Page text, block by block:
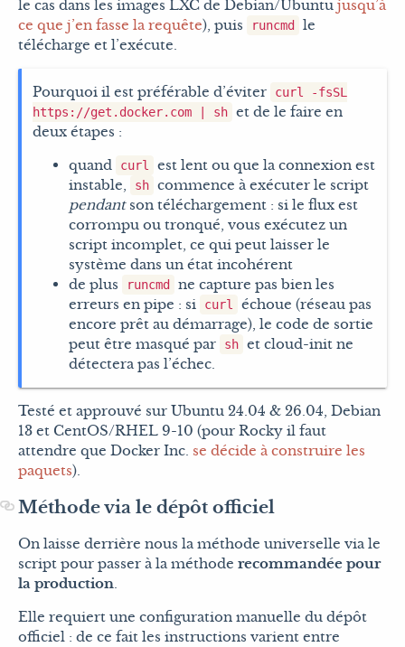
le cas dans les images LXC de Debian/Ubuntu jusqu’à
ce que j’en fasse la requête), puis runcmd
le
télécharge et l’exécute.
Pourquoi il est préférable d’éviter
curl -fsSL
https://get.docker.com | sh et de le faire en
deux étapes :
quand
curl
est lent ou que la connexion est
instable,
sh commence à exécuter le script
pendantson téléchargement : si le flux est
corrompu ou tronqué, vous exécutez un
script incomplet, ce qui peut laisser le
système dans un état incohérent
de plus
runcmd
ne capture pas bien les
erreurs en pipe : si
curl
échoue (réseau pas
encore prêt au démarrage), le code de sortie
peut être masqué par
sh et cloud-init ne
détectera pas l’échec.
Testé et approuvé sur Ubuntu 24.04 & 26.04, Debian
13 et CentOS/RHEL 9-10 (pour Rocky il faut
attendre que Docker Inc. se décide à construire les
paquets).
Méthode via le dépôt officiel
On laisse derrière nous la méthode universelle via le
script pour passer à la méthode recommandée pour
la production.
Elle requiert une configuration manuelle du dépôt
officiel : de ce fait les instructions varient entre